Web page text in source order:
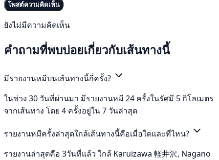
โพสต์ความคิดเห็น
ยังไม่มีความคิดเห็น
คำถามที่พบบ่อยเกี่ยวกับเส้นทางนี้
มีรายงานหมีบนเส้นทางนี้กี่ครั้ง?
ในช่วง 30 วันที่ผ่านมา มีรายงานหมี 24 ครั้งในรัศมี 5 กิโลเมตร
จากเส้นทาง โดย 4 ครั้งอยู่ใน 7 วันล่าสุด
รายงานหมีครั้งล่าสุดใกล้เส้นทางนี้คือเมื่อใดและที่ไหน?
รายงานล่าสุดคือ 3วันที่แล้ว ใกล้ Karuizawa 軽井沢, Nagano